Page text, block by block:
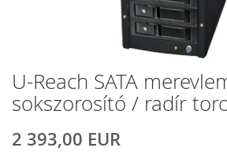
U-Reach SATA
sokszorosító / radír
2 393,00 EUR
Ugrás
a
képgaléria